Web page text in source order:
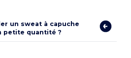
un sweat à capuche
petite quantité ?